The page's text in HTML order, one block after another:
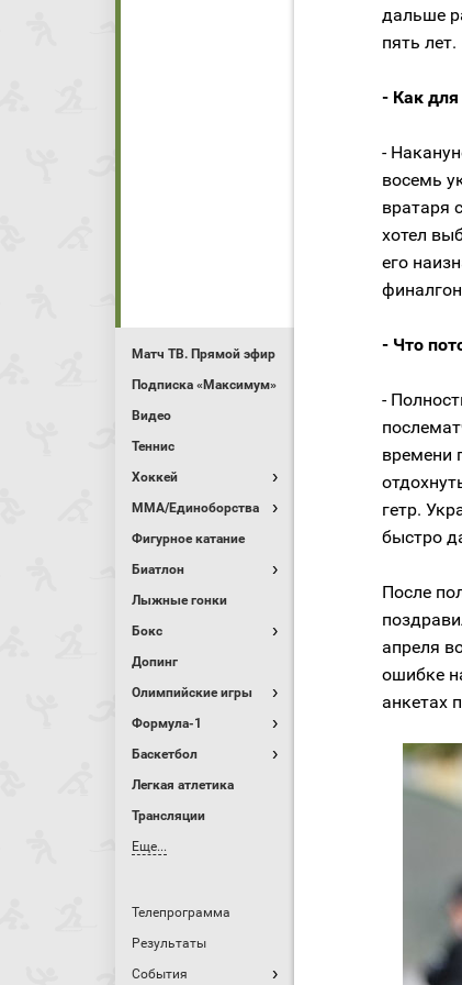
Матч ТВ. Прямой эфир
Подписка «Максимум»
Видео
Теннис
Хоккей
MMA/Единоборства
Фигурное катание
Биатлон
Лыжные гонки
Бокс
Допинг
Олимпийские игры
Формула-1
Баскетбол
Легкая атлетика
Трансляции
Еще...
Телепрограмма
Результаты
События
дальше
пять лет.
- Как
-
восемь
вратаря
хотел
его
- Что
-
времени
гетр.
быстро
После
апреля
ошибке
анкетах